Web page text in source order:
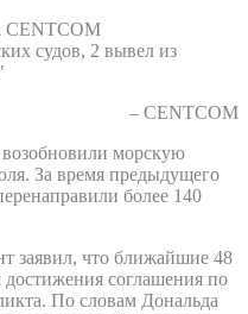
CENTCOM
судов, 2 вывел из
– CENTCOM
морскую
За время предыдущего
более 140
заявил, что ближайшие 48
соглашения по
По словам Дональда